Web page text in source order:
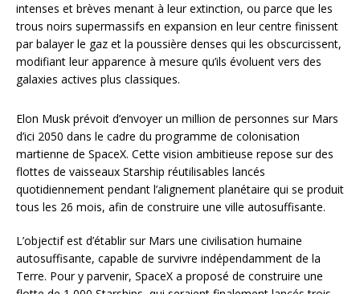
intenses et brèves menant à leur extinction, ou parce que les
trous noirs supermassifs en expansion en leur centre finissent
par balayer le gaz et la poussière denses qui les obscurcissent,
modifiant leur apparence à mesure qu’ils évoluent vers des
galaxies actives plus classiques.
Elon Musk prévoit d’envoyer un million de personnes sur Mars
d’ici 2050 dans le cadre du programme de colonisation
martienne de SpaceX. Cette vision ambitieuse repose sur des
flottes de vaisseaux Starship réutilisables lancés
quotidiennement pendant l’alignement planétaire qui se produit
tous les 26 mois, afin de construire une ville autosuffisante.
L’objectif est d’établir sur Mars une civilisation humaine
autosuffisante, capable de survivre indépendamment de la
Terre. Pour y parvenir, SpaceX a proposé de construire une